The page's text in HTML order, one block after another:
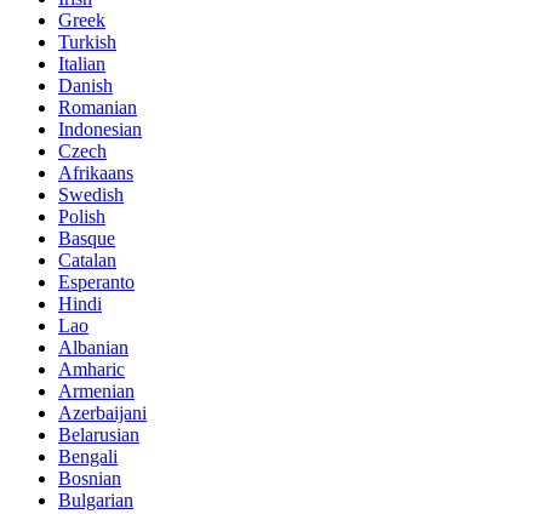
Greek
Turkish
Italian
Danish
Romanian
Indonesian
Czech
Afrikaans
Swedish
Polish
Basque
Catalan
Esperanto
Hindi
Lao
Albanian
Amharic
Armenian
Azerbaijani
Belarusian
Bengali
Bosnian
Bulgarian